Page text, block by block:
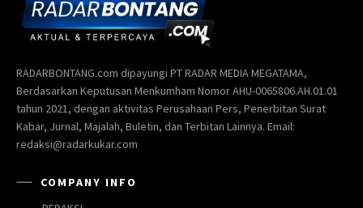
RADARBONTANG.com dipayungi PT RADAR MEDIA MEGATAMA,
Berdasarkan Keputusan Menkumham Nomor AHU-0065806.AH.01.01
tahun 2021, dengan aktivitas Perusahaan Pers, Penerbitan Surat
Kabar, Jurnal, Majalah, Buletin, dan Terbitan Lainnya. Email:
redaksi@radarkukar.com
COMPANY INFO